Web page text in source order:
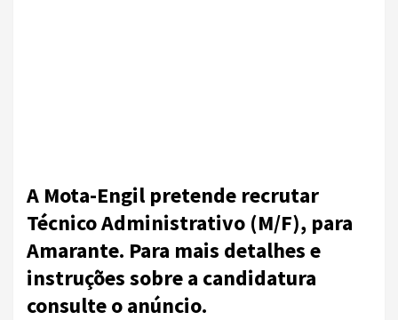
A Mota-Engil pretende recrutar
Técnico Administrativo (M/F), para
Amarante. Para mais detalhes e
instruções sobre a candidatura
consulte o anúncio.